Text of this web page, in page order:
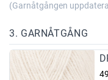
(Garnåtgången
3. GARNÅTGÅNG